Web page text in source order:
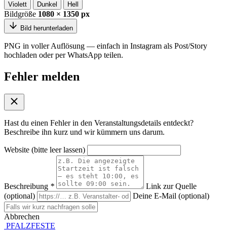
Violett Dunkel Hell
Bildgröße 1080 × 1350 px
Bild herunterladen
PNG in voller Auflösung — einfach in Instagram als Post/Story
hochladen oder per WhatsApp teilen.
Fehler melden
Hast du einen Fehler in den Veranstaltungsdetails entdeckt?
Beschreibe ihn kurz und wir kümmern uns darum.
Website (bitte leer lassen)
Beschreibung *
Link zur Quelle
(optional)
Deine E-Mail (optional)
Abbrechen
PFALZFESTE